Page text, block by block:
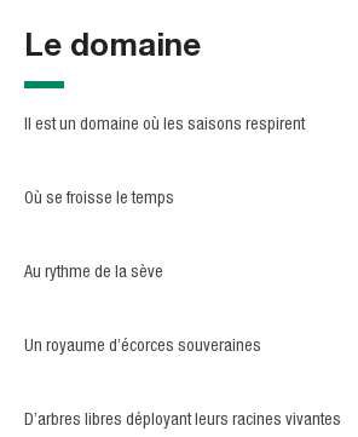
Le domaine
Il est un domaine où les saisons respirent
Où se froisse le temps
Au rythme de la sève
Un royaume d’écorces souveraines
D’arbres libres déployant leurs racines vivantes